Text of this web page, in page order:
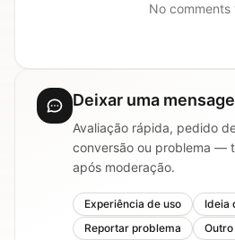
No comments
Deixar uma
Avaliação rápida, pedido
conversão ou problema —
após moderação.
Experiência de uso
Ideia
Reportar problema